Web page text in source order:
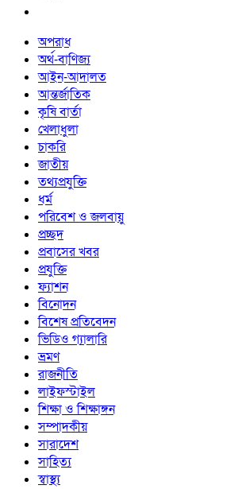
অপরাধ
অর্থ-বাণিজ্য
আইন-আদালত
আন্তর্জাতিক
কৃষি বার্তা
খেলাধুলা
চাকরি
জাতীয়
তথ্যপ্রযুক্তি
ধর্ম
পরিবেশ ও জলবায়ু
প্রচ্ছদ
প্রবাসের খবর
প্রযুক্তি
ফ্যাশন
বিনোদন
বিশেষ প্রতিবেদন
ভিডিও গ্যালারি
ভ্রমণ
রাজনীতি
লাইফস্টাইল
শিক্ষা ও শিক্ষাঙ্গন
সম্পাদকীয়
সারাদেশ
সাহিত্য
স্বাস্থ্য